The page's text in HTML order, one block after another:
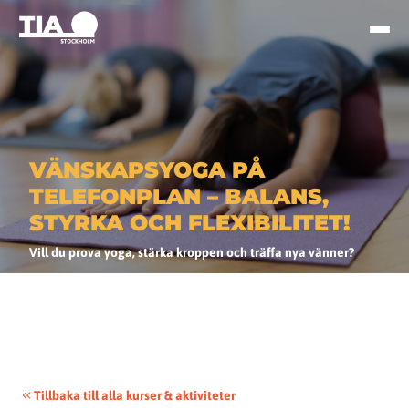
VÄNSKAPSYOGA PÅ
TELEFONPLAN – BALANS,
STYRKA OCH FLEXIBILITET!
Vill du prova yoga, stärka kroppen och träffa nya vänner?
Tillbaka till alla kurser & aktiviteter